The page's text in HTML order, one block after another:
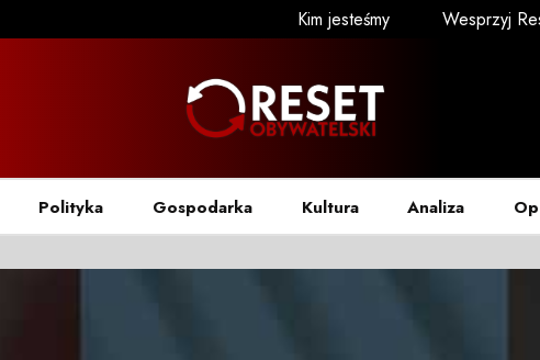
Kim jesteśmy Wesprzyj
Polityka Gospodarka Kultura Analiza